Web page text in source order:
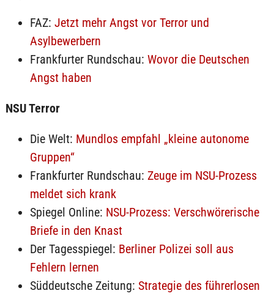
FAZ: Jetzt mehr Angst vor Terror und
Asylbewerbern
Frankfurter Rundschau: Wovor die Deutschen
Angst haben
NSU Terror
Die Welt: Mundlos empfahl „kleine autonome
Gruppen“
Frankfurter Rundschau: Zeuge im NSU-Prozess
meldet sich krank
Spiegel Online: NSU-Prozess: Verschwörerische
Briefe in den Knast
Der Tagesspiegel: Berliner Polizei soll aus
Fehlern lernen
Süddeutsche Zeitung: Strategie des führerlosen